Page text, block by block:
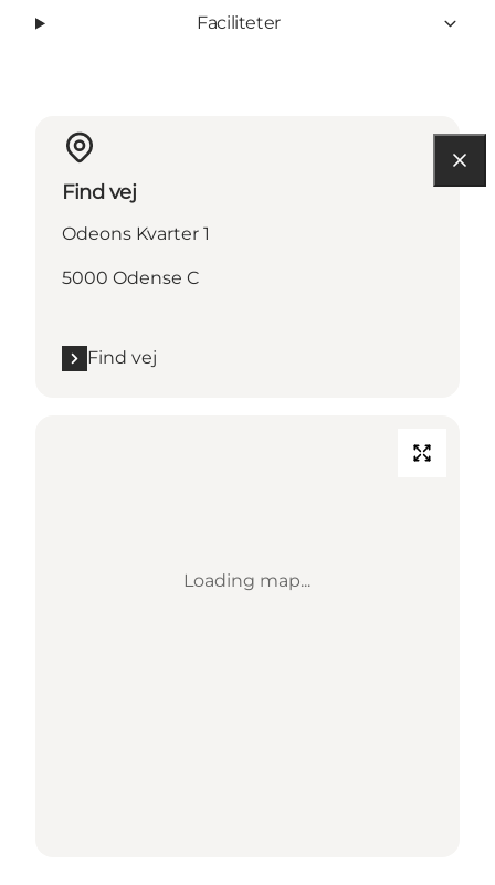
Faciliteter
Find vej
Odeons Kvarter 1
5000 Odense C
Find vej
Loading map...